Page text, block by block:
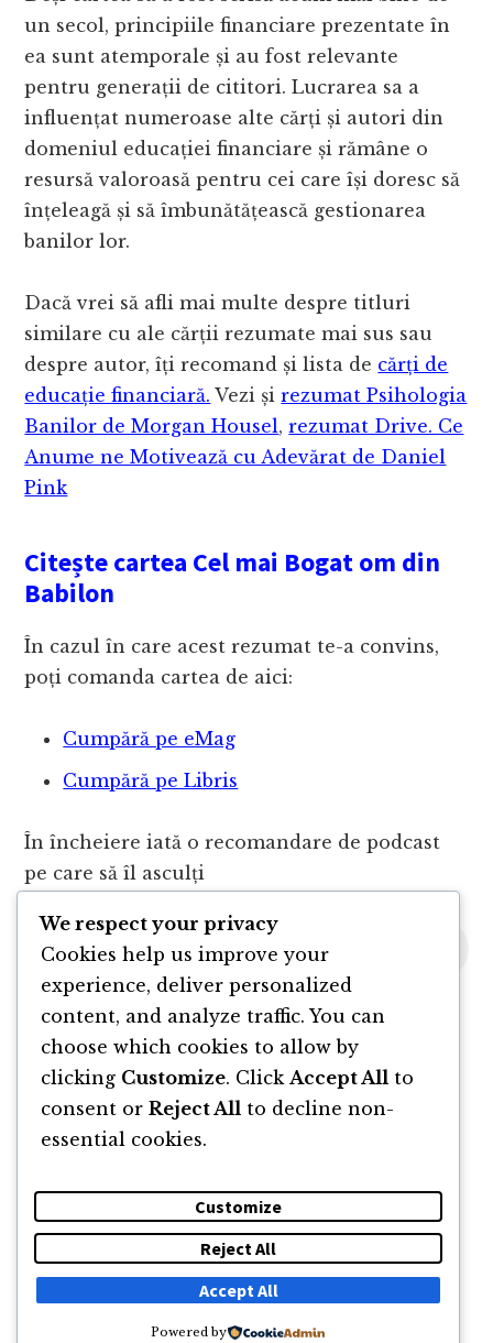
un secol, principiile financiare prezentate în
ea sunt atemporale și au fost relevante
pentru generații de cititori. Lucrarea sa a
influențat numeroase alte cărți și autori din
domeniul educației financiare și rămâne o
resursă valoroasă pentru cei care își doresc să
înțeleagă și să îmbunătățească gestionarea
banilor lor.
Dacă vrei să afli mai multe despre titluri
similare cu ale cărții rezumate mai sus sau
despre autor, îți recomand și lista de cărți de
educație financiară. Vezi șirezumat Psihologia
Banilor de Morgan Housel,rezumat Drive. Ce
Anume ne Motivează cu Adevărat de Daniel
Pink
Citește cartea Cel mai Bogat om din
Babilon
În cazul în care acest rezumat te-a convins,
poți comanda cartea de aici:
Cumpără pe eMag
Cumpără pe Libris
În încheiere iată o recomandare de podcast
pe care să îl asculți
DESPRE NEWSLETTER CĂUTARE CONTACT
© 2011 -2026 TOATE DREPTURILE REZERVATE FLORIN ROȘOGA
We respect your privacy
Cookies help us improve your
experience, deliver personalized
content, and analyze traffic. You can
choose which cookies to allow by
clicking Customize. Click Accept All to
consent or Reject All to decline non-
essential cookies.
Customize
Reject All
Accept All
Powered by